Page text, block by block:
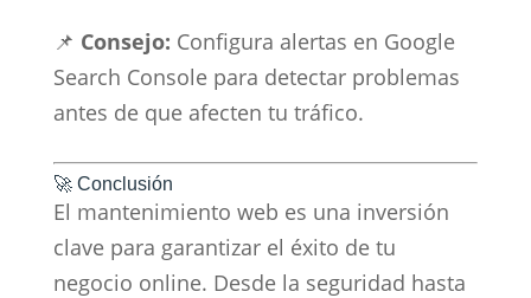
📌 Consejo: Configura alertas en Google
Search Console para detectar problemas
antes de que afecten tu tráfico.
🚀 Conclusión
El mantenimiento web es una inversión
clave para garantizar el éxito de tu
negocio online. Desde la seguridad hasta